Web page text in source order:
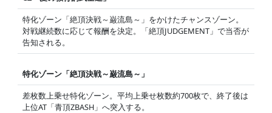
特化ゾーン「絶頂決戦～巌流島～」をかけたチャンスゾーン。
対戦継続数に応じて報酬を決定。「絶頂JUDGEMENT」で当否が
告知される。
特化ゾーン「絶頂決戦～巌流島～」
差枚数上乗せ特化ゾーン。平均上乗せ枚数約700枚で、終了後は
上位AT「青頂ZBASH」へ突入する。